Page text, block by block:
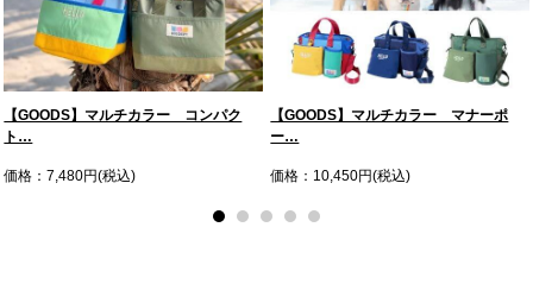
【GOODS】マルチカラー コンパク
ト…
価格：7,480円(税込)
【GOODS】マルチカラー マナーポ
ー…
価格：10,450円(税込)